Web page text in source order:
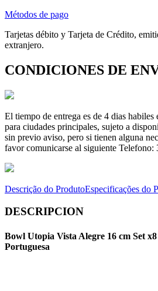
Métodos de pago
Tarjetas débito y Tarjeta de Crédito,
extranjero.
CONDICIONES DE
El tiempo de entrega es de 4 dias
para ciudades principales, sujeto a
sin previo aviso, pero si tienen alguna
favor comunicarse al siguiente Telefono:
Descrição do ProdutoEspecificações do
DESCRIPCION
Bowl Utopia Vista Alegre 16 cm Set
Portuguesa